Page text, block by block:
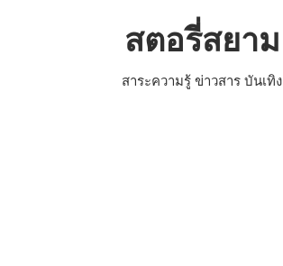
สตอรี่สยาม
สาระความรู้ ข่าวสาร บันเทิง